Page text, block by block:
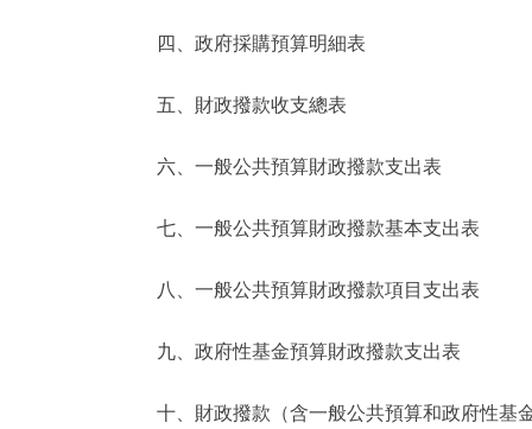
北京概況
綠色北京
ENGLISH
四、政府採購預算明細表
五、財政撥款收支總表
六、一般公共預算財政撥款支出表
七、一般公共預算財政撥款基本支出表
八、一般公共預算財政撥款項目支出表
九、政府性基金預算財政撥款支出表
十、財政撥款（含一般公共預算和政府性基